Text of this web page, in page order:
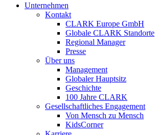
Unternehmen
Kontakt
CLARK Europe GmbH
Globale CLARK Standorte
Regional Manager
Presse
Über uns
Management
Globaler Hauptsitz
Geschichte
100 Jahre CLARK
Gesellschaftliches Engagement
Von Mensch zu Mensch
KidsCorner